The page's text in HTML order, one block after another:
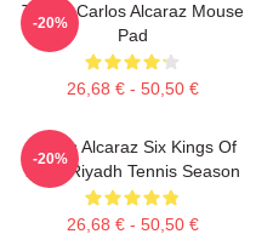
Tennis Carlos Alcaraz Mouse
Pad
26,68 € - 50,50 €
-20%
Carlos Alcaraz Six Kings Of
2025 Riyadh Tennis Season
26,68 € - 50,50 €
-20%